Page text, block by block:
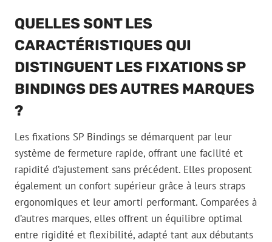
QUELLES SONT LES
CARACTÉRISTIQUES QUI
DISTINGUENT LES FIXATIONS SP
BINDINGS DES AUTRES MARQUES
?
Les fixations SP Bindings se démarquent par leur
système de fermeture rapide, offrant une facilité et
rapidité d’ajustement sans précédent. Elles proposent
également un confort supérieur grâce à leurs straps
ergonomiques et leur amorti performant. Comparées à
d’autres marques, elles offrent un équilibre optimal
entre rigidité et flexibilité, adapté tant aux débutants